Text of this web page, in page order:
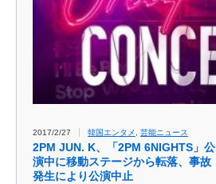
2017/2/27 韓国エンタメ , 芸能ニュース
2PM JUN. K、「2PM 6NIGHTS」公
演中に移動ステージから転落、事故
発生により公演中止